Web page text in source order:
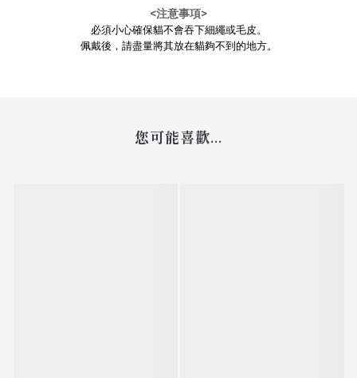
<注意事項>
必須小心確保貓不會吞下細繩或毛皮。
佩戴後，請盡量將其放在貓夠不到的地方。
您可能喜歡...